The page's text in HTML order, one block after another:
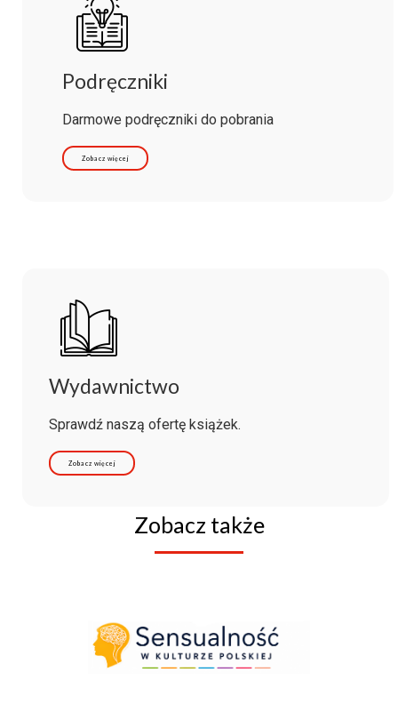
Podręczniki
Darmowe podręczniki do pobrania
Zobacz więcej
Wydawnictwo
Sprawdź naszą ofertę książek.
Zobacz więcej
Zobacz także